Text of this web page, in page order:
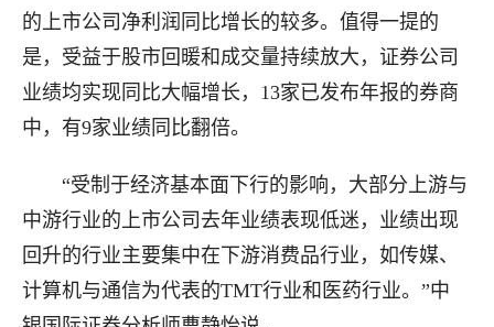
的上市公司净利润同比增长的较多。值得一提的
是，受益于股市回暖和成交量持续放大，证券公司
业绩均实现同比大幅增长，13家已发布年报的券商
中，有9家业绩同比翻倍。
“受制于经济基本面下行的影响，大部分上游与
中游行业的上市公司去年业绩表现低迷，业绩出现
回升的行业主要集中在下游消费品行业，如传媒、
计算机与通信为代表的TMT行业和医药行业。”中